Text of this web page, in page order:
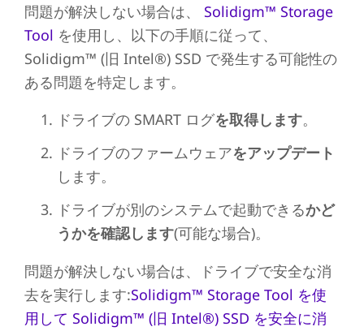
問題が解決しない場合は、 Solidigm™ Storage
Tool を使用し、以下の手順に従って、
Solidigm™ (旧 Intel®) SSD で発生する可能性の
ある問題を特定します。
ドライブの SMART ログを取得します。
ドライブのファームウェアをアップデート
します。
ドライブが別のシステムで起動できるかど
うかを確認します(可能な場合)。
問題が解決しない場合は、ドライブで安全な消
去を実行します:Solidigm™ Storage Tool を使
用して Solidigm™ (旧 Intel®) SSD を安全に消